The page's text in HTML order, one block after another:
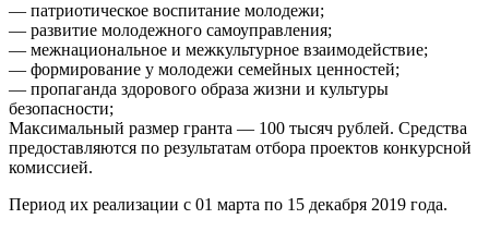
— патриотическое воспитание молодежи;
— развитие молодежного самоуправления;
— межнациональное и межкультурное взаимодействие;
— формирование у молодежи семейных ценностей;
— пропаганда здорового образа жизни и культуры
безопасности;
Максимальный размер гранта — 100 тысяч рублей. Средства
предоставляются по результатам отбора проектов конкурсной
комиссией.
Период их реализации с 01 марта по 15 декабря 2019 года.